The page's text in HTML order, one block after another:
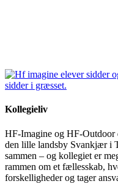
Kollegieliv
HF-Imagine og HF-Outdoor
den lille landsby Svankjær i
sammen – og kollegiet er
rammen om et fællesskab,
forskelligheder og tager